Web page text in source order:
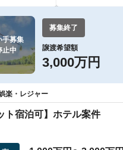
手募集
止中
募集終了
譲渡希望額
3,000万円
楽・レジャー
ト宿泊可】ホテル案件